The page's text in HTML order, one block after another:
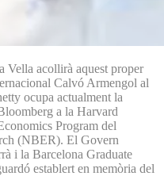
Vella acollirà aquest proper
Calvó Armengol al
ocupa actualment la
a la Harvard
Program del
(NBER). El Govern
i la Barcelona Graduate
establert en memòria del